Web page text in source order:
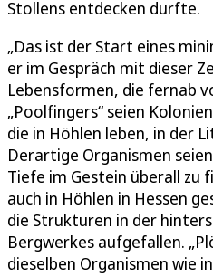
Stollens entdecken durfte.
„Das ist der Start eines
er im Gespräch mit dieser
Lebensformen, die fernab
„Poolfingers“ seien
die in Höhlen leben, in der
Derartige Organismen
Tiefe im Gestein überall zu
auch in Höhlen in Hessen
die Strukturen in der
Bergwerkes aufgefallen.
dieselben Organismen wie